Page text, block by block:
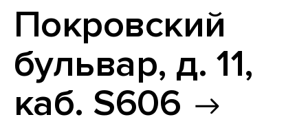
Покровский
бульвар, д. 11,
каб. S606